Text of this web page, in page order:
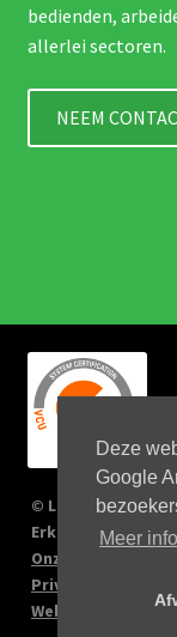
Deze
Google
Meer info
bedienden,
allerlei sectoren.
NEEM
© Link 4 Jobs 2023
Erkenningsnr: 2167/
Onze
Privacy Policy
Website by Big